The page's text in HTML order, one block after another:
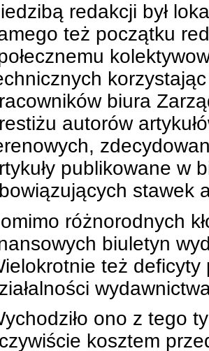
redakcji był
też początku
biura
autorów
publikowane w
stawek
różnorodnych
biuletyn
też deficyty
ono z tego
kosztem